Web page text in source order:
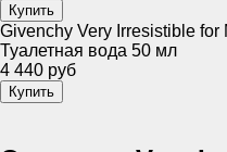
Givenchy Very Irresistible for
Туалетная вода 50 мл
4 440 руб